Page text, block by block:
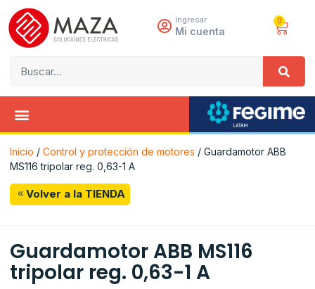
Ingresar
Mi cuenta
0
Inicio / Control y protección de motores / Guardamotor ABB
MS116 tripolar reg. 0,63-1 A
Volver a la TIENDA
Guardamotor ABB MS116
tripolar reg. 0,63-1 A